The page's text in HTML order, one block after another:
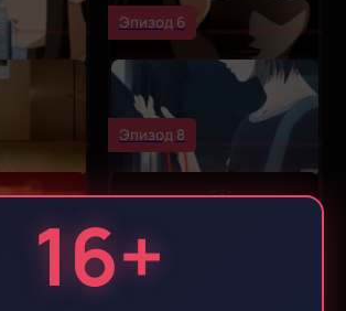
16+
Эпизод 6
Эпизод 8